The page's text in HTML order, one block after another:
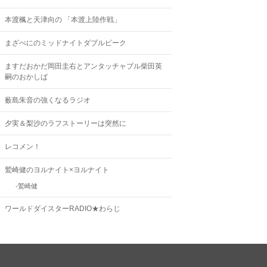
本渡楓と天津向の 「本渡上陸作戦」
まざべにのミッドナイトダブルピーク
ますだおかだ岡田圭右とアンタッチャブル柴田英
嗣のおかしば
薮島朱音の強くなるラジオ
夕実＆梨沙のラフストーリーは突然に
レコメン！
鷲崎健のヨルナイト×ヨルナイト
鷲崎健
ワールドダイスターRADIO★わらじ